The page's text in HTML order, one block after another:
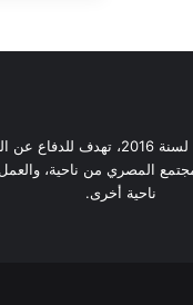
مؤسسة بحثية وحقوقية مستقلة، مسجلة
المصري من ناحية،
ناحية أخرى.